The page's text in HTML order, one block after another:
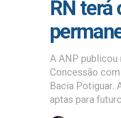
RN
A ANP
Concessão
Bacia Potiguar.
aptas para